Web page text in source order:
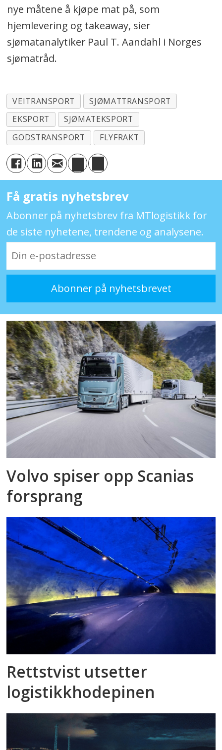
nye måtene å kjøpe mat på, som
hjemlevering og takeaway, sier
sjømatanalytiker Paul T. Aandahl i Norges
sjømatråd.
VEITRANSPORT
SJØMATTRANSPORT
EKSPORT
SJØMATEKSPORT
GODSTRANSPORT
FLYFRAKT
Få gratis nyhetsbrev
Abonner på nyhetsbrev fra MTlogistikk for
de siste nyhetene, trendene og analysene.
Volvo spiser opp Scanias
forsprang
Rettstvist utsetter
logistikkhodepinen